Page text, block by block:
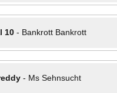
10- Bankrott Bankrott
- Ms Sehnsucht